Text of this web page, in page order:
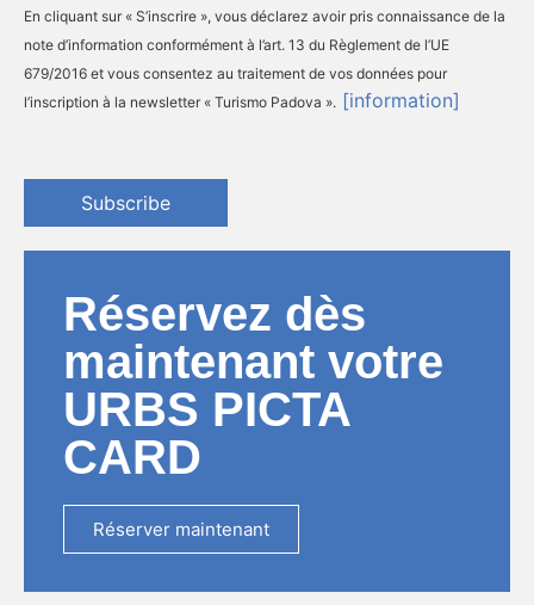
En cliquant sur « S’inscrire », vous déclarez avoir pris connaissance de la
note d’information conformément à l’art. 13 du Règlement de l’UE
679/2016 et vous consentez au traitement de vos données pour
l’inscription à la newsletter « Turismo Padova ». [information]
Subscribe
Réservez dès
maintenant votre
URBS PICTA
CARD
Réserver maintenant